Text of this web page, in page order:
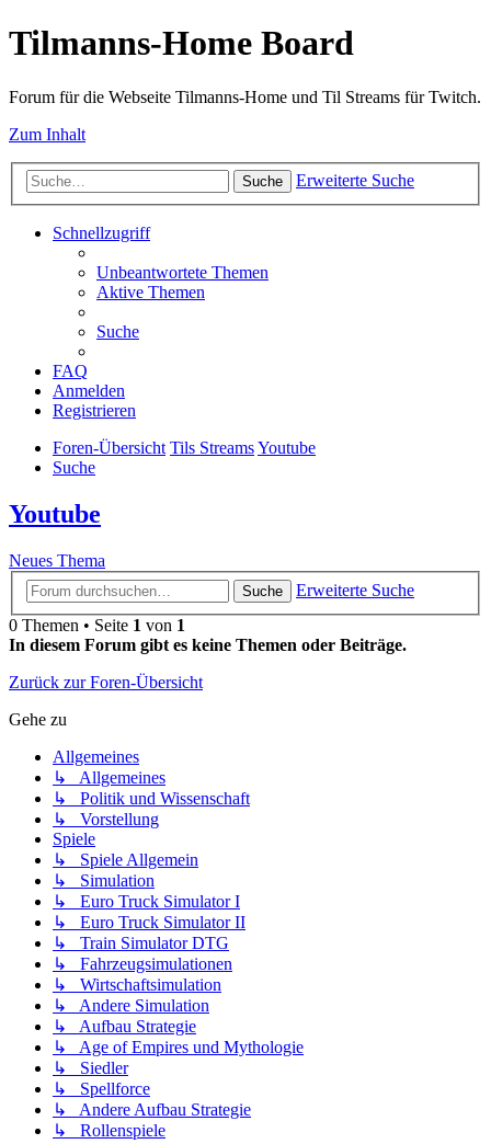
Tilmanns-Home Board
Forum für die Webseite Tilmanns-Home und Til Streams für Twitch.
Zum Inhalt
Suche Erweiterte Suche
Schnellzugriff
Unbeantwortete Themen
Aktive Themen
Suche
FAQ
Anmelden
Registrieren
Foren-Übersicht Tils StreamsYoutube
Suche
Youtube
Neues Thema
Suche
Erweiterte Suche
0 Themen • Seite 1 von 1
In diesem Forum gibt es keine Themen oder Beiträge.
Zurück zur Foren-Übersicht
Gehe zu
Allgemeines
↳ Allgemeines
↳ Politik und Wissenschaft
↳ Vorstellung
Spiele
↳ Spiele Allgemein
↳ Simulation
↳ Euro Truck Simulator I
↳ Euro Truck Simulator II
↳ Train Simulator DTG
↳ Fahrzeugsimulationen
↳ Wirtschaftsimulation
↳ Andere Simulation
↳ Aufbau Strategie
↳ Age of Empires und Mythologie
↳ Siedler
↳ Spellforce
↳ Andere Aufbau Strategie
↳ Rollenspiele